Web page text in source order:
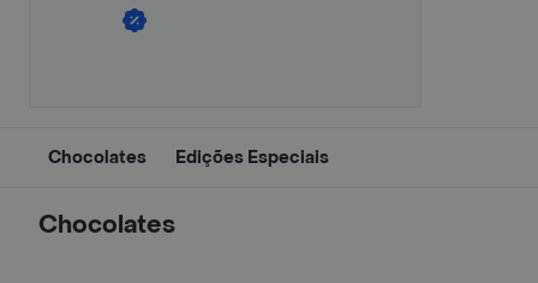
Chocolates Edições Especiais
Chocolates